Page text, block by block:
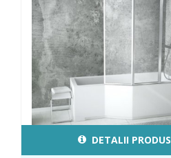
DETALII PRODUS